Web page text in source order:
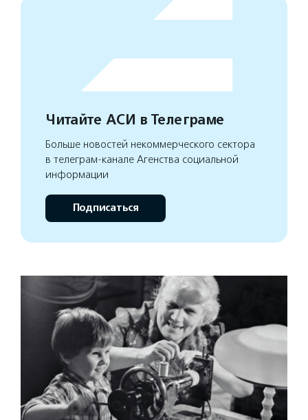
Читайте АСИ в Телеграме
Больше новостей некоммерческого сектора
в телеграм-канале Агенства социальной
информации
Подписаться